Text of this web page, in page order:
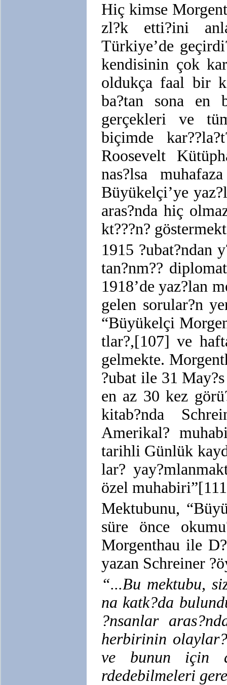
Hiç kimse
zl?k etti?ini
Türkiye’de
kendisinin çok
oldukça faal bir
ba?tan sona en
gerçekleri ve
biçimde
Roosevelt
nas?lsa
Büyükelçi’ye
aras?nda hiç
kt???n?
1915 ?ubat?ndan
tan?nm??
1918’de yaz?lan
gelen sorular?n
“Büyükelçi
tlar?,[107] ve
gelmekte.
?ubat ile 31
en az 30 kez
kitab?nda
Amerikal?
tarihli Günlük
lar?
özel
Mektubunu,
süre önce
Morgenthau ile
yazan Schreiner
“...Bu mektubu,
na katk?da
?nsanlar
herbirinin
ve bunun için
rdedebilmeleri